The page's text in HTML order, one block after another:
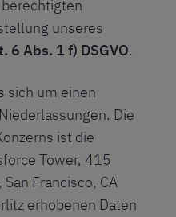
unseres
6 Abs. 1 f) DSGVO.
sich um einen
Die
ist die
Tower, 415
Francisco, CA
erhobenen Daten